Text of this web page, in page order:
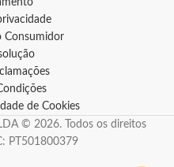
Consumidor
de Cookies
© 2026. Todos os direitos
PT501800379